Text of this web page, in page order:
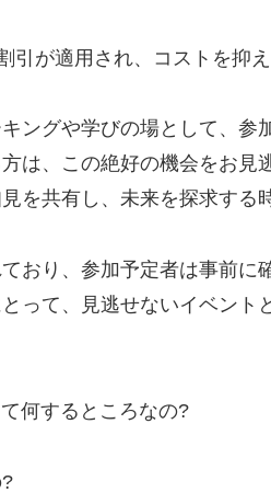
引が適用され、コストを抑
ングや学びの場として、参
は、この絶好の機会をお見
を共有し、未来を探求する
おり、参加予定者は事前に
って、見逃せないイベント
何するところなの?